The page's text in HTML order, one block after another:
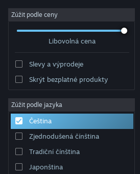
Přihlásit se
Komunita
Informace
Podpora
Změnit jazyk
Zúžit podle ceny
Libovolná cena
Slevy a výprodeje
Skrýt bezplatné produkty
Zúžit podle jazyka
Čeština
Zjednodušená čínština
Tradiční čínština
Japonština
"Super Darts Champs"
Seřadit podle
Vašemu zadání odpovídá 0 výsledků. 1
produktuSuper Darts Champs
) byl dle Vašich